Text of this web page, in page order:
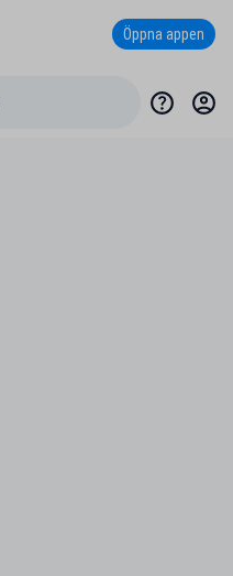
Öppna appen